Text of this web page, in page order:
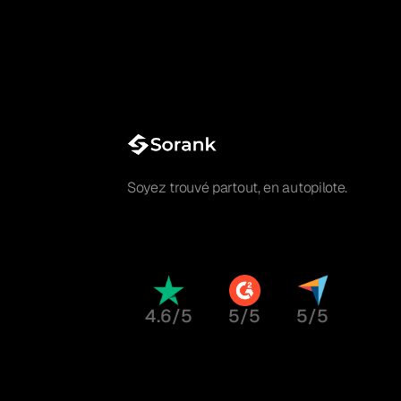
Soyez trouvé partout, en autopilote.
4.6/5 5/5 5/5